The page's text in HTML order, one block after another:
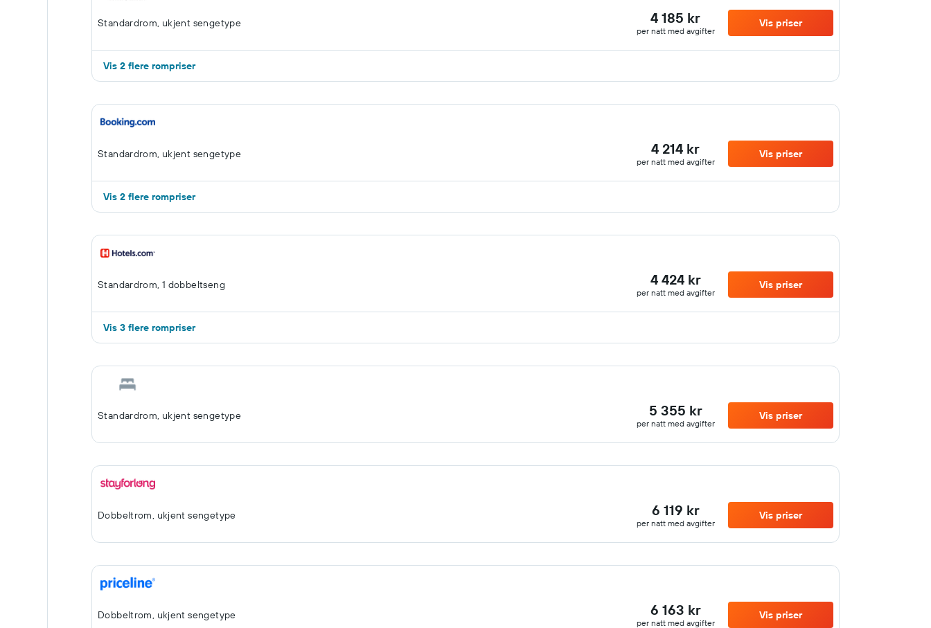
Standardrom, ukjent sengetype 4 185 kr
per natt med avgifter
Vis priser
Vis 2 flere rompriser
Standardrom, ukjent sengetype 4 214 kr
per natt med avgifter
Vis priser
Vis 2 flere rompriser
Standardrom, 1 dobbeltseng 4 424 kr
per natt med avgifter
Vis priser
Vis 3 flere rompriser
Standardrom, ukjent sengetype 5 355 kr
per natt med avgifter
Vis priser
Dobbeltrom, ukjent sengetype 6 119 kr
per natt med avgifter
Vis priser
Dobbeltrom, ukjent sengetype 6 163 kr
per natt med avgifter
Vis priser